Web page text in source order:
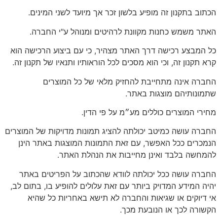
הכתוב בתקנון זה מופיע בלשון זכר אך מיועד לשני המינים.
האתר משמש כחנות מקוונת לרהיטים ומנוהל ע"י החברה.
כל המבצע רכישה דרך האתר מצהיר, כי עם ביצוע הרכישה הוא
קרא תקנון זה, וכי הוא מסכים לכל הוראותיו ותנאיו של תקנון זה.
החברה אינה מתחייבת להחזיק מלאי של כל המוצרים
שתמונותיהם מוצגות באתר.
מחירי המוצרים כוללים מע״מ על פי הדין.
החברה עושה כמיטב יכולתה להציג תמונות מדויקות של המוצרים
הנמכרים ככל האפשר, עם זאת התמונות המוצגות באתר הינן
להמחשה בלבד ואינן מחייבות את הנהלת האתר.
החברה עושה ככל יכולתה לוודא שהכתוב על הפריטים באתר
יהיה המידע המדויק ביותר עם זאת עלולים להופיע בו, בתום לב,
אי דיוקים או שגיאות והחברה לא תישא באחריות כל שהיא
הקשורה לכך או הנובעת מכך.